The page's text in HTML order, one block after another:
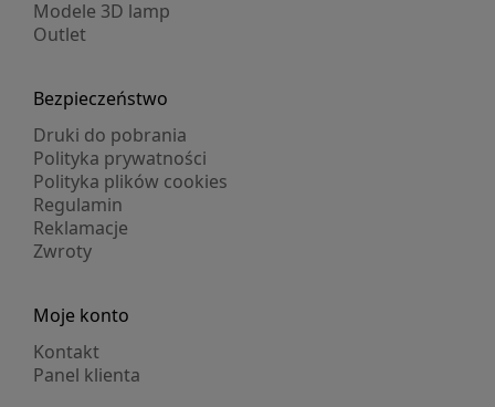
Modele 3D lamp
Outlet
Bezpieczeństwo
Druki do pobrania
Polityka prywatności
Polityka plików cookies
Regulamin
Reklamacje
Zwroty
Moje konto
Kontakt
Panel klienta